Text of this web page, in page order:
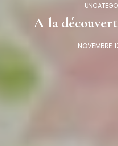
A la
NOVEMBRE